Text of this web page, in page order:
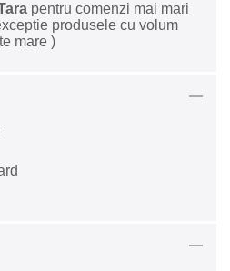
pentru comenzi mai mari
produsele cu volum
mare )